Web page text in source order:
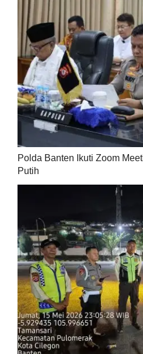
Polda Banten Ikuti Zoom
Putih